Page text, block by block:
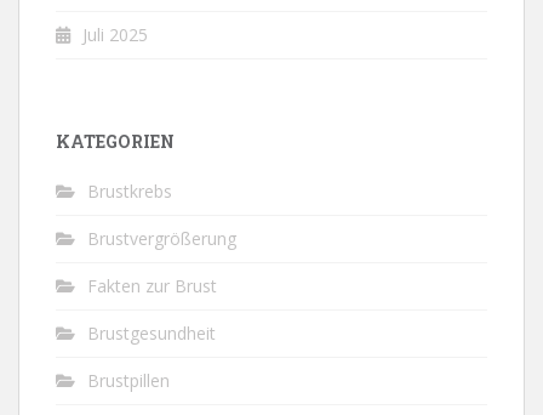
Juli 2025
KATEGORIEN
Brustkrebs
Brustvergrößerung
Fakten zur Brust
Brustgesundheit
Brustpillen